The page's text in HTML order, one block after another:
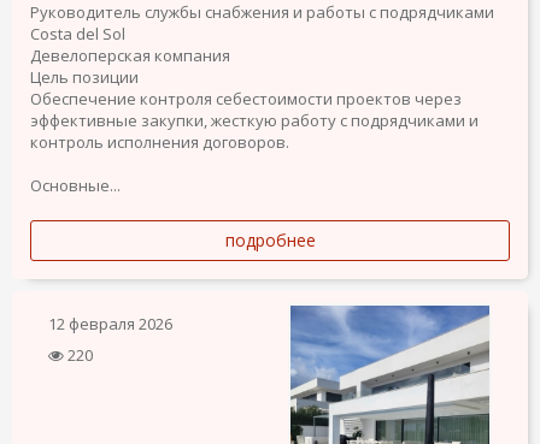
Руководитель службы снабжения и работы с подрядчиками
Costa del Sol
Девелоперская компания
Цель позиции
Обеспечение контроля себестоимости проектов через
эффективные закупки, жесткую работу с подрядчиками и
контроль исполнения договоров.
Основные...
подробнее
12 февраля 2026
220